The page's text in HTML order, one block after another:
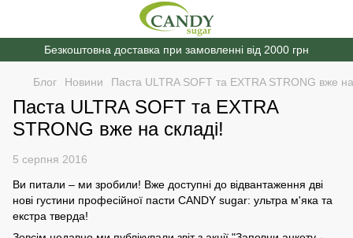
Безкоштовна доставка при замовленні від 2000 грн
Блог Новини Паста ULTRA SOFT та EXTRA STRONG вже на
Паста ULTRA SOFT та EXTRA
STRONG вже на складі!
5 серпня 2016
Ви питали – ми зробили! Вже доступні до відвантаження дві
нові густини професійної пасти CANDY sugar: ультра м'яка та
екстра тверда!